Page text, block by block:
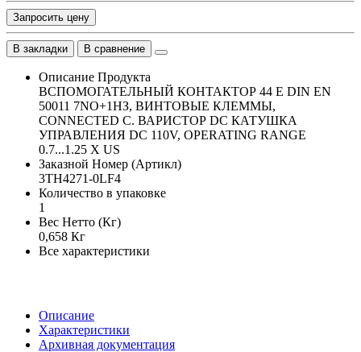
Запросить цену
В закладки В сравнение
Описание Продукта
ВСПОМОГАТЕЛЬНЫЙ КОНТАКТОР 44 E DIN EN
50011 7NO+1НЗ, ВИНТОВЫЕ КЛЕММЫ,
CONNECTED C. ВАРИСТОР DC КАТУШКА
УПРАВЛЕНИЯ DC 110V, OPERATING RANGE
0.7...1.25 X US
Заказной Номер (Артикл)
3TH4271-0LF4
Количество в упаковке
1
Вес Нетто (Кг)
0,658 Кг
Все характеристики
Описание
Характеристики
Архивная документация